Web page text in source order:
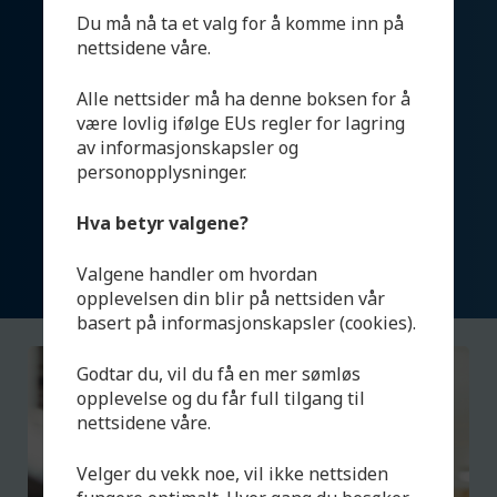
14 Livet i havet
Ved å redusere bruken av kjemikalier kan vi
bedre vår utnyttelse av vann, samt redusere
forurensing av havet. HL.Skjong har utviklet
et akvakulturgodkjent desinfiseringssystem
som går tilbake til sin opprinnelige form etter
Du må nå ta et valg for å komme inn på
nettsidene våre.
Alle nettsider må ha denne boksen for å
være lovlig ifølge EUs regler for lagring
av informasjonskapsler og
personopplysninger.
Hva betyr valgene?
Valgene handler om hvordan
opplevelsen din blir på nettsiden vår
basert på informasjonskapsler (cookies).
Godtar du, vil du få en mer sømløs
opplevelse og du får full tilgang til
nettsidene våre.
Velger du vekk noe, vil ikke nettsiden